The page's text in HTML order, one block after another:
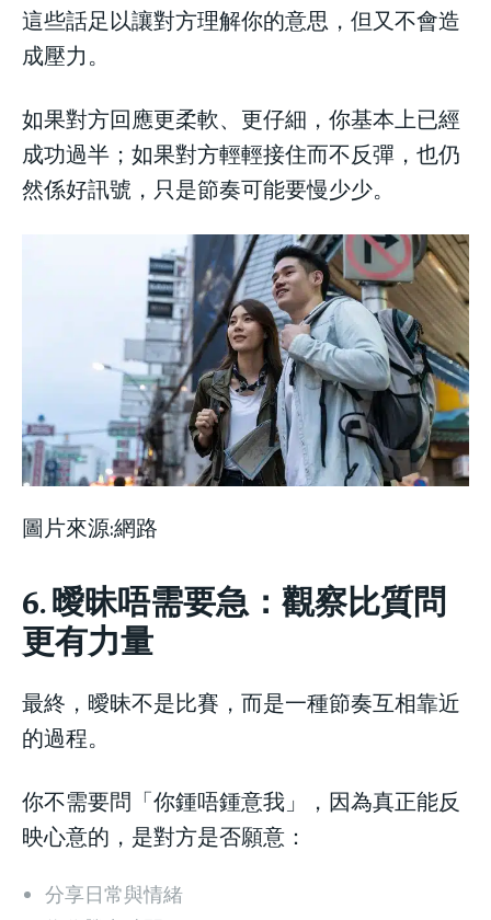
這些話足以讓對方理解你的意思，但又不會造
成壓力。
如果對方回應更柔軟、更仔細，你基本上已經
成功過半；如果對方輕輕接住而不反彈，也仍
然係好訊號，只是節奏可能要慢少少。
圖片來源:網路
6. 曖昧唔需要急：觀察比質問
更有力量
最終，曖昧不是比賽，而是一種節奏互相靠近
的過程。
你不需要問「你鍾唔鍾意我」，因為真正能反
映心意的，是對方是否願意：
分享日常與情緒